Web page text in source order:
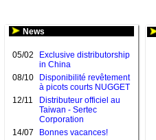
News
05/02
Exclusive distributorship
in China
08/10
Disponibilité revêtement
à picots courts NUGGET
12/11
Distributeur officiel au
Taiwan - Sertec
Corporation
14/07
Bonnes vacances!